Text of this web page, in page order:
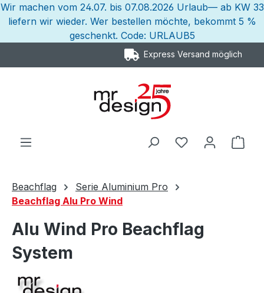
Zum Hauptinhalt springen
Wir machen vom 24.07. bis 07.08.2026 Urlaub— ab KW 33
liefern wir wieder. Wer bestellen möchte, bekommt 5 %
geschenkt. Code: URLAUB5
Express Versand möglich
Beachflag
Serie Aluminium Pro
Beachflag Alu Pro Wind
Alu Wind Pro Beachflag
System